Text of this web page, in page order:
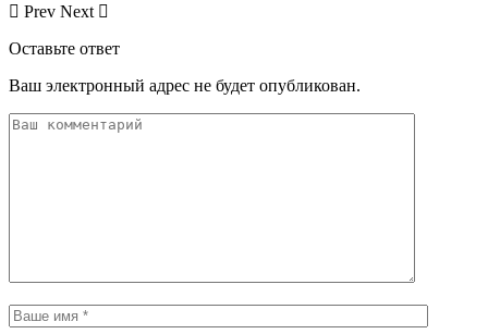
Prev Next
Оставьте ответ
Ваш электронный адрес не будет опубликован.